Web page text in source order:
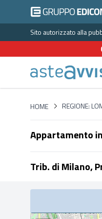
Sito autorizzato alla
HOMEHOMEREGIONE:
Appartamento
Trib. di Milano,